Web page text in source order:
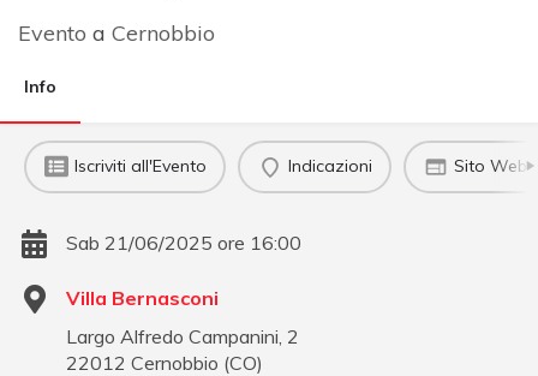
Evento a Cernobbio
Info
Iscriviti all'Evento Indicazioni Sito Web
Sab 21/06/2025 ore 16:00
Villa Bernasconi
Largo Alfredo Campanini, 2
22012 Cernobbio (CO)